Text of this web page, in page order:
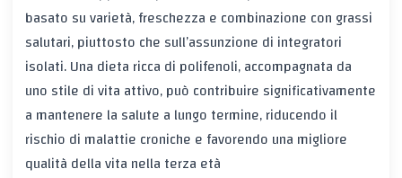
basato su varietà, freschezza e combinazione con grassi
salutari, piuttosto che sull’assunzione di integratori
isolati. Una dieta ricca di polifenoli, accompagnata da
uno stile di vita attivo, può contribuire significativamente
a mantenere la salute a lungo termine, riducendo il
rischio di malattie croniche e favorendo una migliore
qualità della vita nella terza età